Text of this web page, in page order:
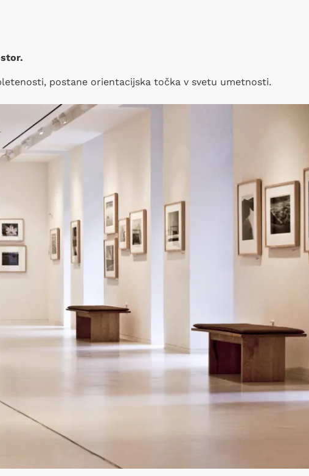
postane orientacijska točka v svetu umetnosti.